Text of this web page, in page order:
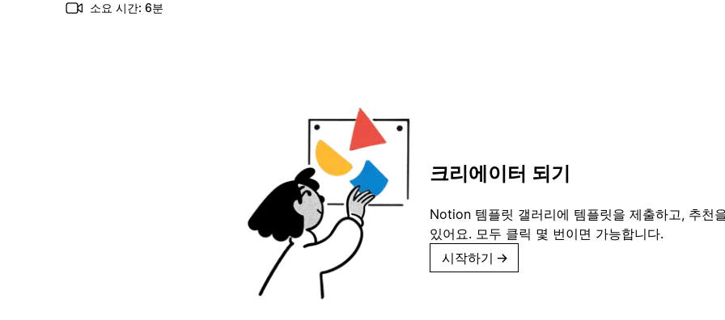
소요 시간: 6분
크리에이터 되기
Notion 템플릿 갤러리에 템플릿을 제출하고, 추천
있어요. 모두 클릭 몇 번이면 가능합니다.
시작하기 →